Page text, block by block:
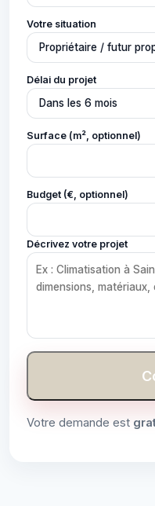
Votre situation
Délai du projet
Surface (m², optionnel)
Budget (€, optionnel)
Décrivez votre projet
Votre demande est